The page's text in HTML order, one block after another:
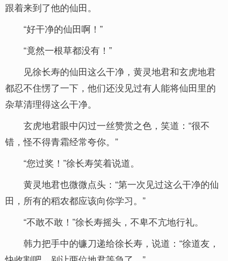
跟着来到了他的仙田。
“好干净的仙田啊！”
“竟然一根草都没有！”
见徐长寿的仙田这么干净，黄灵地君和玄虎地君
都忍不住愣了一下，他们还没见过有人能将仙田里的
杂草清理得这么干净。
玄虎地君眼中闪过一丝赞赏之色，笑道：“很不
错，怪不得青霜经常夸你。”
“您过奖！”徐长寿笑着说道。
黄灵地君也微微点头：“第一次见过这么干净的仙
田，所有的稻农都应该向你学习。”
“不敢不敢！”徐长寿摇头，不卑不亢地行礼。
韩力把手中的镰刀递给徐长寿，说道：“徐道友，